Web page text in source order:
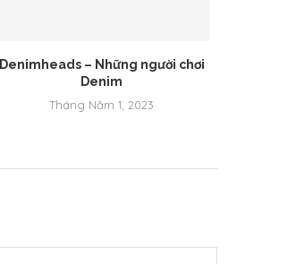
Denimheads – Những người chơi
Denim
Tháng Năm 1, 2023